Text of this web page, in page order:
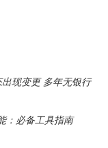
现变更 多年无银行
：必备工具指南